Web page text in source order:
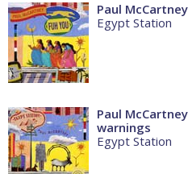
Paul
Egypt Station
Paul
warnings
Egypt Station